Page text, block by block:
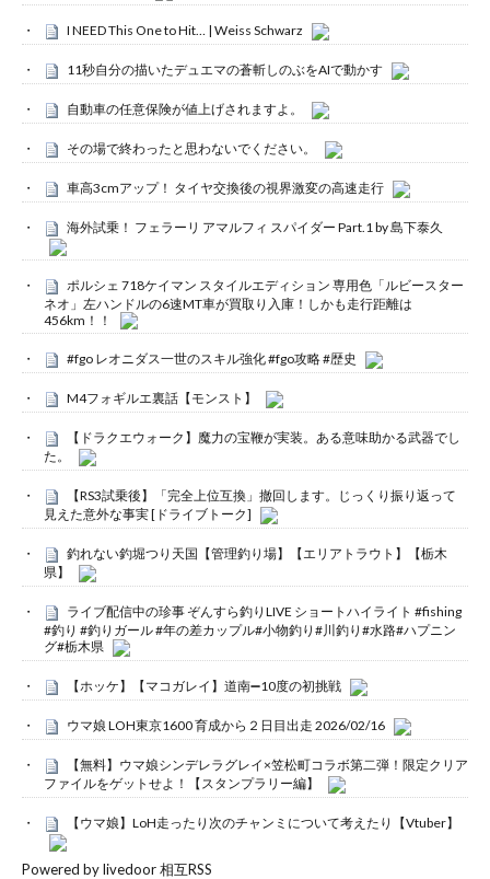
I NEED This One to Hit… | Weiss Schwarz
11秒自分の描いたデュエマの蒼斬しのぶをAIで動かす
自動車の任意保険が値上げされますよ。
その場で終わったと思わないでください。
車高3cmアップ！ タイヤ交換後の視界激変の高速走行
海外試乗！ フェラーリ アマルフィ スパイダー Part.1 by 島下泰久
ポルシェ 718ケイマン スタイルエディション 専用色「ルビースター
ネオ」左ハンドルの6速MT車が買取り入庫！しかも走行距離は
456km！！
#fgo レオニダス一世のスキル強化 #fgo攻略 #歴史
M4フォギルエ裏話【モンスト】
【ドラクエウォーク】魔力の宝鞭が実装。ある意味助かる武器でし
た。
【RS3試乗後】「完全上位互換」撤回します。じっくり振り返って
見えた意外な事実 [ドライブトーク]
釣れない釣堀つり天国【管理釣り場】【エリアトラウト】【栃木
県】
ライブ配信中の珍事 ぞんすら釣りLIVE ショートハイライト #fishing
#釣り #釣りガール #年の差カップル#小物釣り#川釣り#水路#ハプニン
グ#栃木県
【ホッケ】【マコガレイ】道南➖10度の初挑戦
ウマ娘 LOH東京1600 育成から２日目出走 2026/02/16
【無料】ウマ娘シンデレラグレイ×笠松町コラボ第二弾！限定クリア
ファイルをゲットせよ！【スタンプラリー編】
【ウマ娘】LoH走ったり次のチャンミについて考えたり【Vtuber】
Powered by livedoor 相互RSS